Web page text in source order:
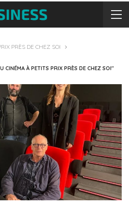
PRÈS DE CHEZ SOI
À PETITS PRIX PRÈS DE CHEZ SOI"